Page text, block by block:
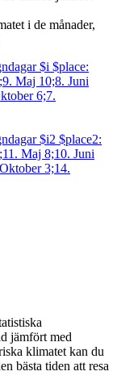
i de månader,
jämfört med
klimatet kan du
bästa tiden att resa